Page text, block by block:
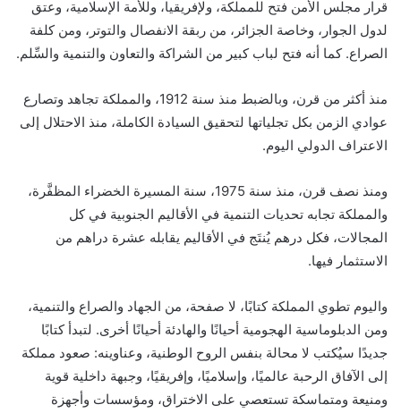
قرار مجلس الأمن فتح للمملكة، ولإفريقيا، وللأمة الإسلامية، وعتق
لدول الجوار، وخاصة الجزائر، من ربقة الانفصال والتوتر، ومن كلفة
الصراع. كما أنه فتح لباب كبير من الشراكة والتعاون والتنمية والسِّلم.
منذ أكثر من قرن، وبالضبط منذ سنة 1912، والمملكة تجاهد وتصارع
عوادي الزمن بكل تجلياتها لتحقيق السيادة الكاملة، منذ الاحتلال إلى
الاعتراف الدولي اليوم.
ومنذ نصف قرن، منذ سنة 1975، سنة المسيرة الخضراء المظفَّرة،
والمملكة تجابه تحديات التنمية في الأقاليم الجنوبية في كل
المجالات، فكل درهم يُنتَج في الأقاليم يقابله عشرة دراهم من
الاستثمار فيها.
واليوم تطوي المملكة كتابًا، لا صفحة، من الجهاد والصراع والتنمية،
ومن الدبلوماسية الهجومية أحيانًا والهادئة أحيانًا أخرى. لتبدأ كتابًا
جديدًا سيُكتب لا محالة بنفس الروح الوطنية، وعناوينه: صعود مملكة
إلى الآفاق الرحبة عالميًا، وإسلاميًا، وإفريقيًا، وجبهة داخلية قوية
ومنيعة ومتماسكة تستعصي على الاختراق، ومؤسسات وأجهزة